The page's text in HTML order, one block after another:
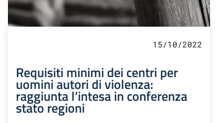
15/10/2022
Requisiti minimi dei centri per
uomini autori di violenza:
raggiunta l’intesa in conferenza
stato regioni